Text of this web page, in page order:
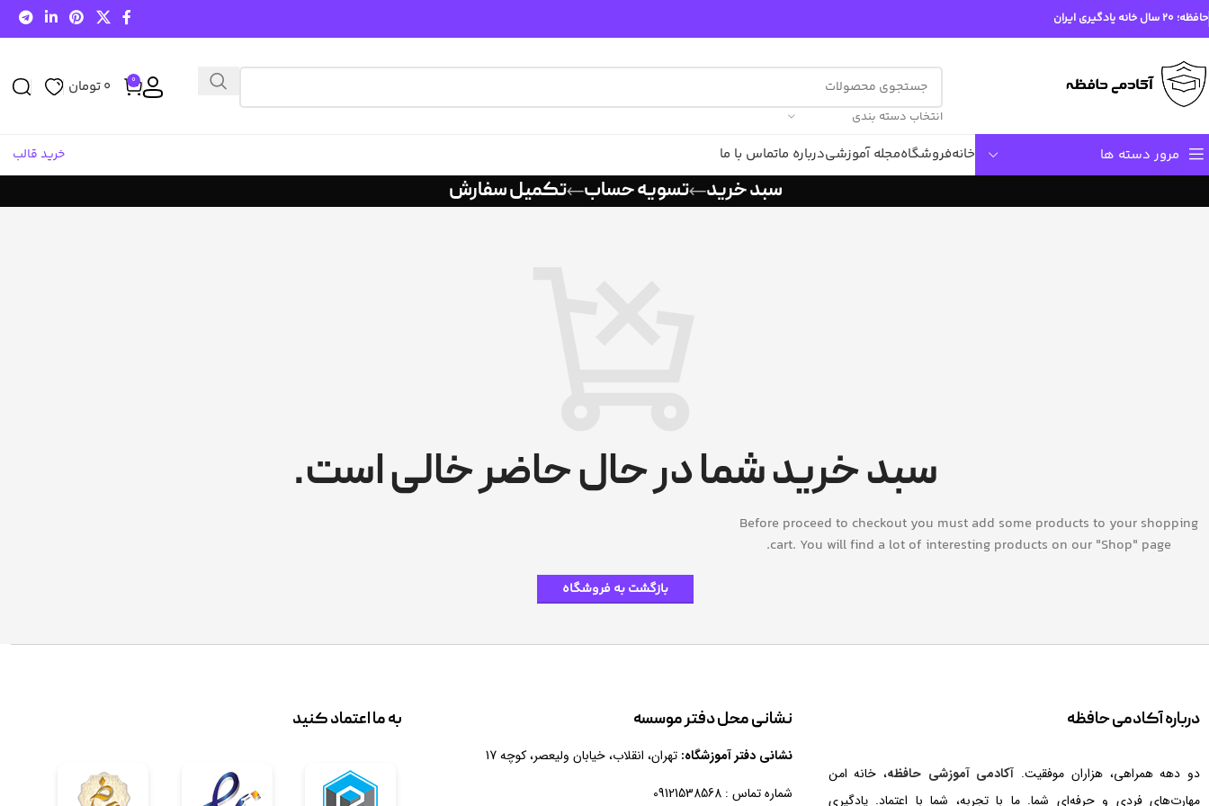
حافظه؛ ۲۰ سال خانه یادگیری ایران
انتخاب دسته بندی
0
0تومان
مرور دسته ها خانهفروشگاهمجله آموزشیدرباره ماتماس با ما خرید قالب
سبد خرید تسویه حساب تکمیل سفارش
سبد خرید شما در حال حاضر خالی است.
Before proceed to checkout you must add some products to your shopping
cart. You will find a lot of interesting products on our "Shop" page.
بازگشت به فروشگاه
درباره آکادمی حافظه
دو دهه همراهی، هزاران موفقیت. آکادمی آموزشی حافظه، خانه امن
مهارت‌های فردی و حرفه‌ای شما. ما با تجربه، شما با اعتماد. یادگیری
نشانی محل دفتر موسسه
نشانی دفتر آموزشگاه:تهران، انقلاب، خیابان ولیعصر، کوچه 17
شماره تماس : 09121538568
به ما اعتماد کنید